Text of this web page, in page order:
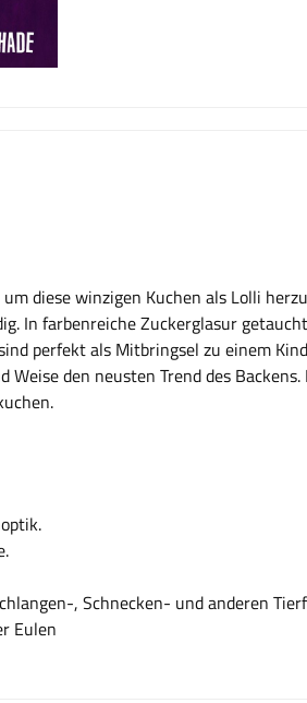
diese winzigen Kuchen als Lolli
In farbenreiche Zuckerglasur
perfekt als Mitbringsel zu einem
den neusten Trend des
, Schnecken- und anderen
Eulen